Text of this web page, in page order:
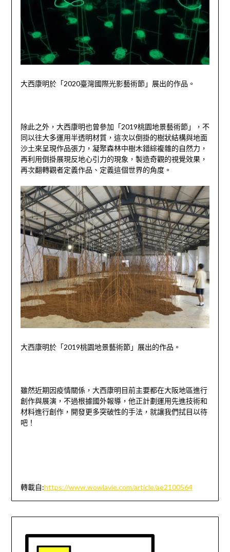
大西康明於「2020臺灣國際光影藝術節」展出的作品。
除此之外，大西康明也曾參加「2019桃園地景藝術節」，不
同以往大多運用半透明材質，這次以倒掛的樹狀結構與地面
沙土來呈現作品張力，凝聚森林中樹木錯綜複雜的自然力，
再利用倒掛展現反地心引力的現象，製造奇觀的視覺效果，
再次翻轉觀者定義作品、定義這個世界的角度。
大西康明於「2019桃園地景藝術節」展出的作品。
雖然近期因疫情關係，大西康明目前主要都在大阪地區進行
創作與展演，不過根據國外報導，他正計劃運用先進技術和
材料進行創作，開發更多突破性的手法，就讓我們拭目以待
吧！
轉載自:https://www.wowlavie.com/article/ae2100564